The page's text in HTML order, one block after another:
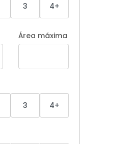
3 4+
Área máxima
3 4+